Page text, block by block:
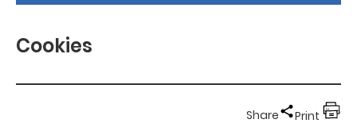
Cookies
Share Print